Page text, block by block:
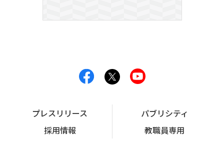
プレスリリース
パブリシティ
採用情報
教職員専用